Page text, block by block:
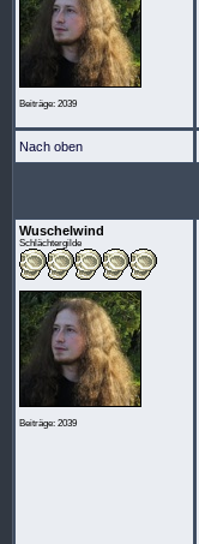
Beiträge: 2039
Nach oben
Wuschelwind
Schlächtergilde
Beiträge: 2039